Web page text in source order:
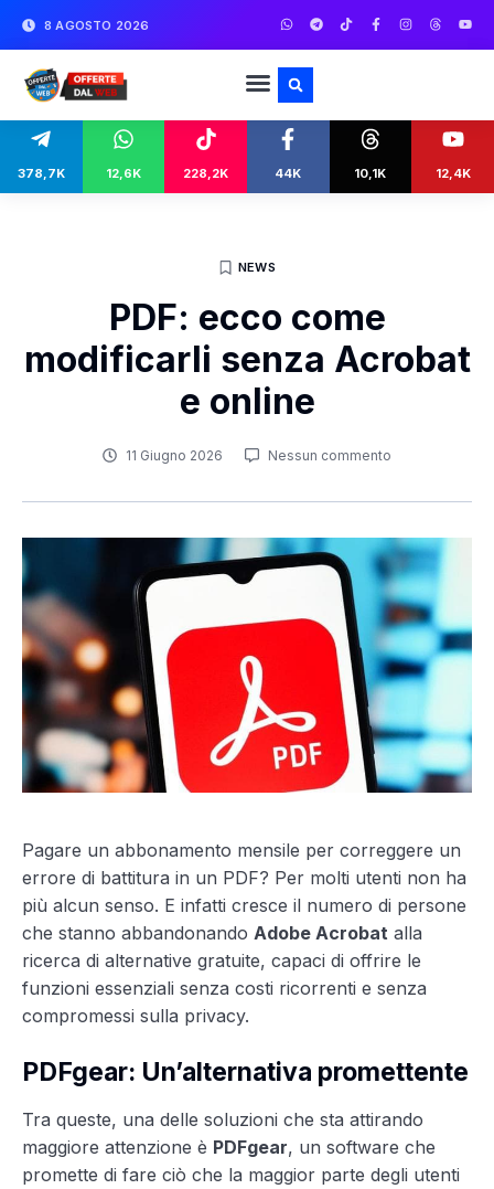
8 AGOSTO 2026
378,7K 12,6K 228,2K 44K 10,1K 12,4K
NEWS
PDF: ecco come
modificarli senza Acrobat
e online
11 Giugno 2026 Nessun commento
Pagare un abbonamento mensile per correggere un
errore di battitura in un PDF? Per molti utenti non ha
più alcun senso. E infatti cresce il numero di persone
che stanno abbandonando Adobe Acrobat alla
ricerca di alternative gratuite, capaci di offrire le
funzioni essenziali senza costi ricorrenti e senza
compromessi sulla privacy.
PDFgear: Un’alternativa promettente
Tra queste, una delle soluzioni che sta attirando
maggiore attenzione è PDFgear, un software che
promette di fare ciò che la maggior parte degli utenti